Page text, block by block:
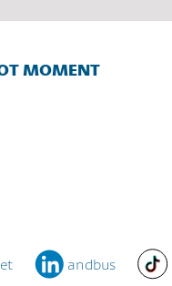
MOMENT
andbus